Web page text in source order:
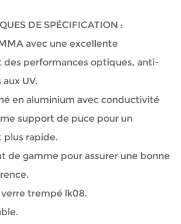
DE SPÉCIFICATION :
avec une excellente
des performances optiques, anti-
UV.
en aluminium avec conductivité
support de puce pour un
plus rapide.
de gamme pour assurer une bonne
trempé lk08.